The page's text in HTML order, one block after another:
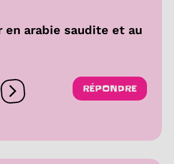
en arabie saudite et au
Ouvrir les réactions
RÉPONDRE